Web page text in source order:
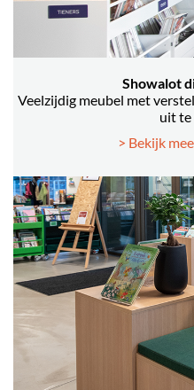
Showalot
Veelzijdig meubel met
uit te
> Bekijk